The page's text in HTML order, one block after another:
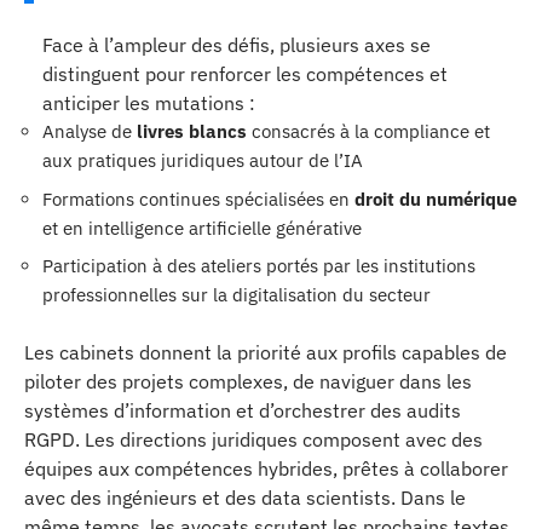
Face à l’ampleur des défis, plusieurs axes se
distinguent pour renforcer les compétences et
anticiper les mutations :
Analyse de livres blancs consacrés à la compliance et
aux pratiques juridiques autour de l’IA
Formations continues spécialisées en droit du numérique
et en intelligence artificielle générative
Participation à des ateliers portés par les institutions
professionnelles sur la digitalisation du secteur
Les cabinets donnent la priorité aux profils capables de
piloter des projets complexes, de naviguer dans les
systèmes d’information et d’orchestrer des audits
RGPD. Les directions juridiques composent avec des
équipes aux compétences hybrides, prêtes à collaborer
avec des ingénieurs et des data scientists. Dans le